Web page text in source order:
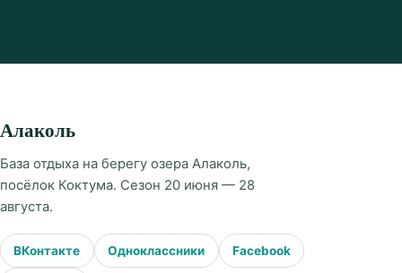
Алаколь
База отдыха на берегу озера Алаколь,
посёлок Коктума. Сезон 20 июня — 28
августа.
ВКонтакте Одноклассники Facebook